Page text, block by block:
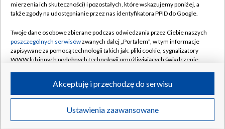
Naziemna Telewizja Cyfrowa
Rada Programowa
System NOS
Informacje o nadawcy
Program dla prasy
Ogłoszenie przetargowe
Pomoc
Kontakt
Kanały
©2026 Telewizja Polska S.A. w likwidacji
mierzenia ich skuteczności) i pozostałych, które wskazujemy poniżej, a
także zgody na udostępnianie przez nas identyfikatora PPID do Google.
Twoje dane osobowe zbierane podczas odwiedzania przez Ciebie naszych
poszczególnych serwisówzwanych dalej „Portalem”, w tym informacje
zapisywane za pomocą technologii takich jak: pliki cookie, sygnalizatory
WWW lub innych podobnych technologii umożliwiających świadczenie
ruchu w Internecie.
Twoje dane osobowe zbierane podczas odwiedzania przez Ciebie
poszczególnych serwisówna Portalu, takie jak adresy IP, identyfikatory
Ustawienia zaawansowane
Akceptuję i przechodzę do serwisu